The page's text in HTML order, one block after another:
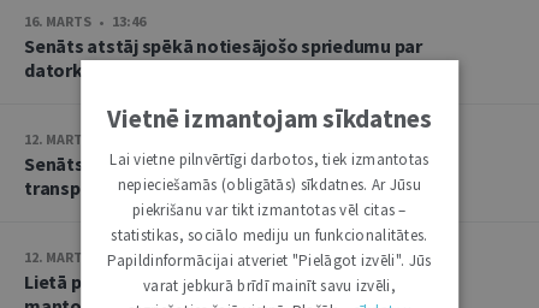
16. MARTS • 13:46
Senāts atstāj spēkā notiesājošo spriedumu par
datorkrāpšanas ceļā iegūtu līdzekļu legalizāciju
12. MARTS • 10:24
Senāts negroza spriedumu lietā par sabiedriskā
transporta pakalpojumu iepirkumu
12. MARTS • 10:21
Lietā par mantojuma aizgādņa rīcību jānoskaidro
Vietnē izmantojam sīkdatnes
Lai vietne pilnvērtīgi darbotos, tiek izmantotas
nepieciešamās (obligātās) sīkdatnes. Ar Jūsu
piekrišanu var tikt izmantotas vēl citas –
statistikas, sociālo mediju un funkcionalitātes.
Papildinformācijai atveriet "Pielāgot izvēli". Jūs
varat jebkurā brīdī mainīt savu izvēli,